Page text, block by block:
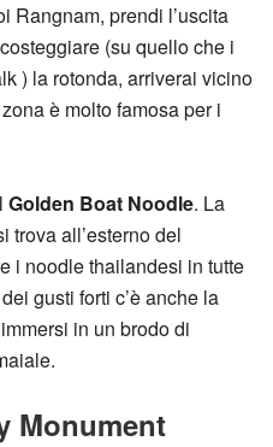
Rangnam, prendi l’uscita
(su quello che i
) la rotonda, arriverai vicino
è molto famosa per i
Golden Boat Noodle. La
trova all’esterno del
i noodle thailandesi in tutte
gusti forti c’è anche la
in un brodo di
Monument